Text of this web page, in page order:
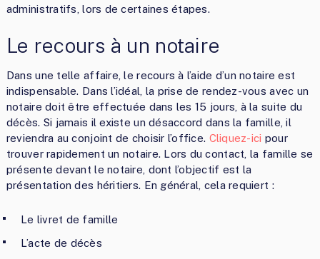
administratifs, lors de certaines étapes.
Le recours à un notaire
Dans une telle affaire, le recours à l’aide d’un notaire est
indispensable. Dans l’idéal, la prise de rendez-vous avec un
notaire doit être effectuée dans les 15 jours, à la suite du
décès. Si jamais il existe un désaccord dans la famille, il
reviendra au conjoint de choisir l’office. Cliquez-ici pour
trouver rapidement un notaire. Lors du contact, la famille se
présente devant le notaire, dont l’objectif est la
présentation des héritiers. En général, cela requiert :
Le livret de famille
L’acte de décès